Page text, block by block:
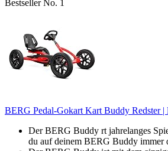
Bestseller No. 1
BERG Pedal-Gokart Kart Buddy Redster |
Der BERG Buddy rt jahrelanges
du auf deinem BERG Buddy immer